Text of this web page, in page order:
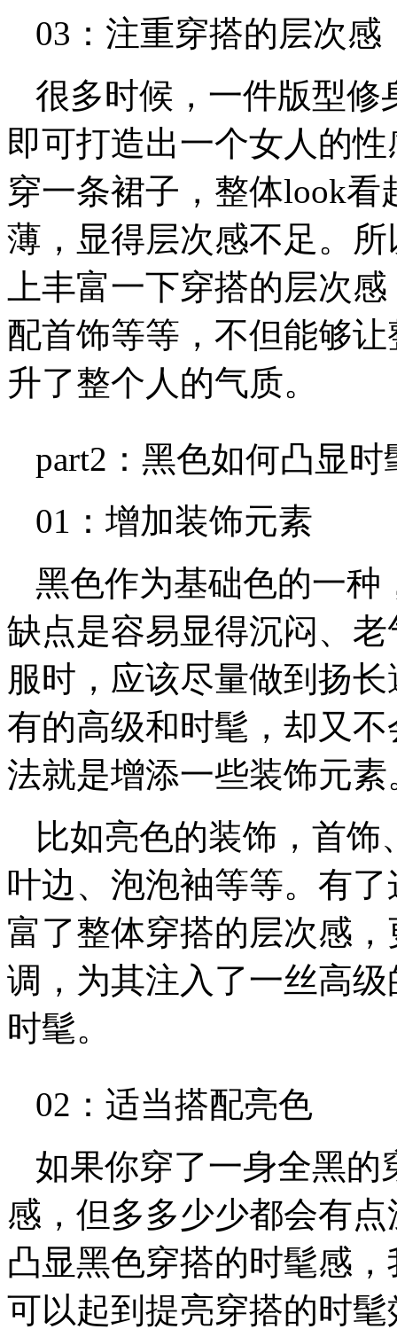
03：注重穿搭的层次感
很多时候，一件版型修
即可打造出一个女人的
穿一条裙子，整体look
薄，显得层次感不足。
上丰富一下穿搭的层次
配首饰等等，不但能够
升了整个人的气质。
part2：黑色如何凸显时
01：增加装饰元素
黑色作为基础色的一种
缺点是容易显得沉闷、
服时，应该尽量做到扬
有的高级和时髦，却又
法就是增添一些装饰元素
比如亮色的装饰，首
叶边、泡泡袖等等。有
富了整体穿搭的层次感
调，为其注入了一丝高
时髦。
02：适当搭配亮色
如果你穿了一身全黑的
感，但多多少少都会有
凸显黑色穿搭的时髦感
可以起到提亮穿搭的时